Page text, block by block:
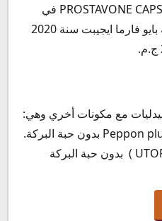
يتوفر دواء بروستافون كبسول PROSTAVONE CAPS في
الصيدليات المصرية إنتاج شركة بايو فارما ايجيبت سنة 2020
مع مكونات أخري وهي:
حبة البركة.
بدون حبة البركة